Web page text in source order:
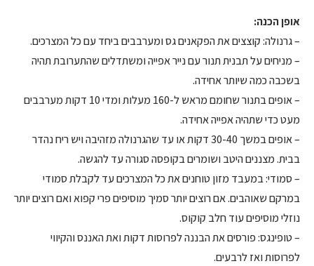
אופן הכנה:
– גרנולה: קוצצים את הפקאנים גס ומערבבים ביחד עם כל המצרכים.
– מניחים על תבנית תנור עם נייר אפייה ומשתדלים שהתערובת תהיה
בשכבה כמה שיותר אחידה.
– אופים בתנור שחומם מראש ל-160 מעלות ומדי 10 דקות מערבבים
מעט כדי שתהיה אפייה אחידה.
– אופים במשך 30-40 דקות או עד שהגרנולה מזהיבה ויש ריח נהדר
בבית. מצננים היטב ושומרים בקופסה סגורה עד להגשה.
– סמודי: במעבד מזון טוחנים את כל המצרכים עד לקבלת סמודי
במרקם שאוהבים. אם רוצים יותר סמיך מוסיפים פרי קפוא ואם רוצים יותר
נוזלי מוסיפים עוד חלב קוקוס.
– טופינגס: פורסים את הבננה לפרוסות דקות ואת האננס והקיווי
לפרוסות ואז לרבעים.